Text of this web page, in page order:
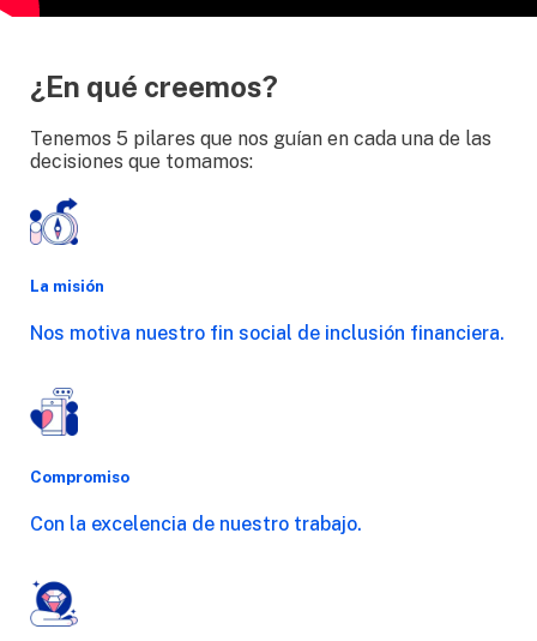
¿En qué creemos?
Tenemos 5 pilares que nos guían en cada una de las
decisiones que tomamos:
La misión
Nos motiva nuestro fin social de inclusión financiera.
Compromiso
Con la excelencia de nuestro trabajo.